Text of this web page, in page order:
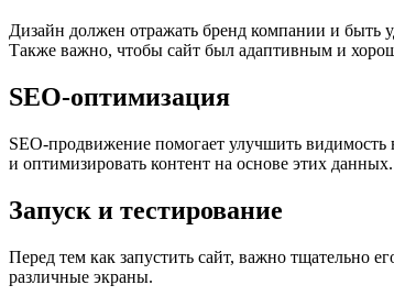
Дизайн должен отражать бренд компании и быть
Также важно, чтобы сайт был адаптивным и
SEO-оптимизация
SEO-продвижение помогает улучшить
и оптимизировать контент на основе этих данных.
Запуск и тестирование
Перед тем как запустить сайт, важно тщательно
различные экраны.